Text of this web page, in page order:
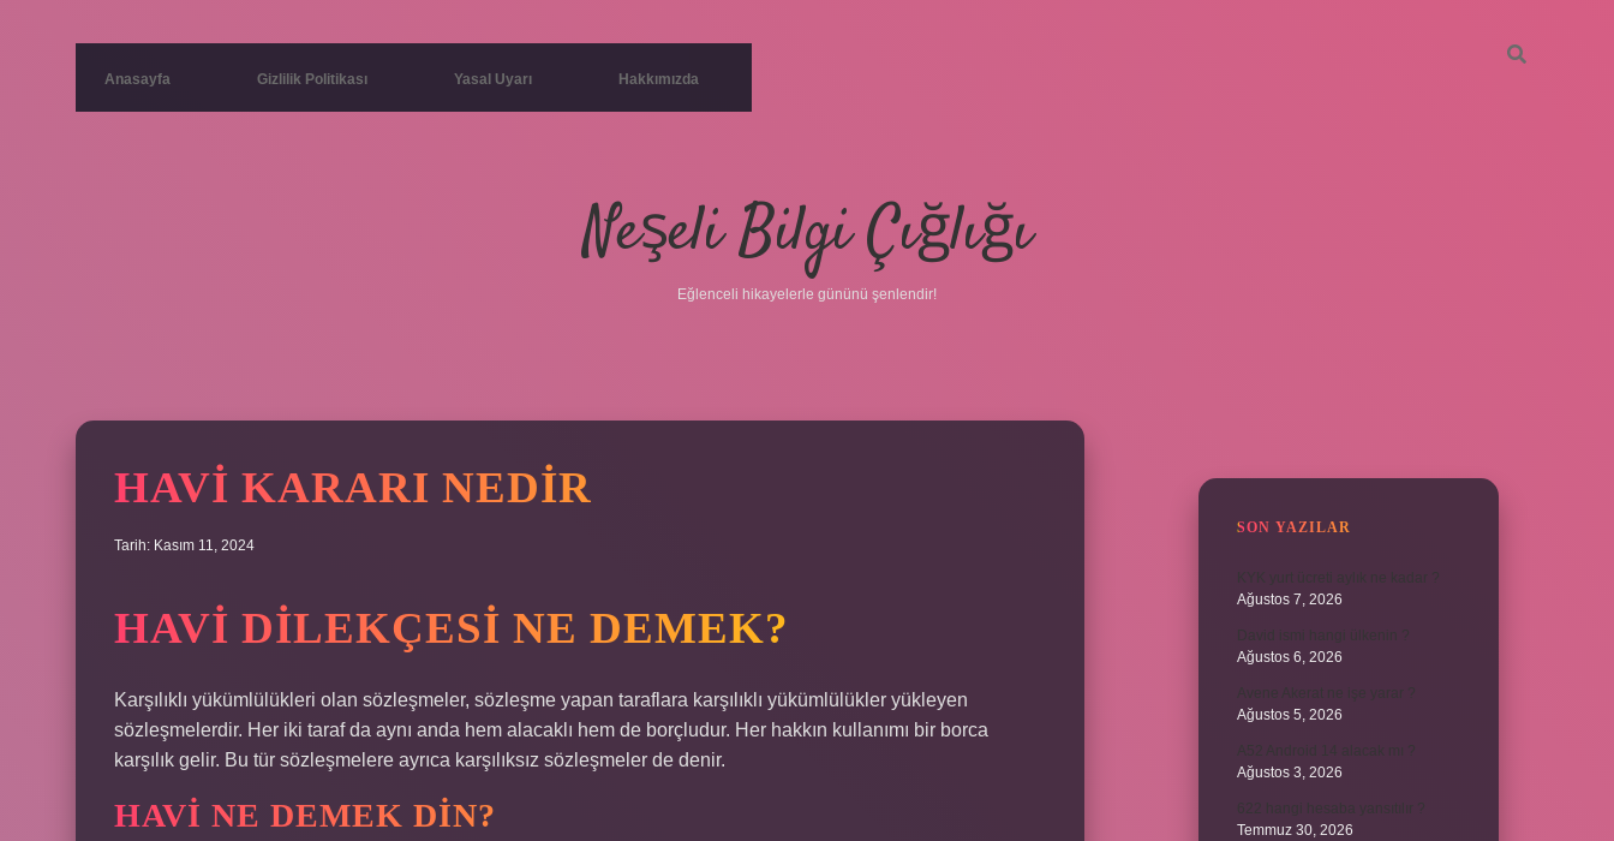
Anasayfa Gizlilik Politikası Yasal Uyarı Hakkımızda
Neşeli Bilgi Çığlığı
Eğlenceli hikayelerle gününü şenlendir!
HAVI KARARI NEDIR
Tarih: Kasım 11, 2024
HAVI DILEKÇESI NE DEMEK?
Karşılıklı yükümlülükleri olan sözleşmeler, sözleşme yapan taraflara karşılıklı yükümlülükler yükleyen
sözleşmelerdir. Her iki taraf da aynı anda hem alacaklı hem de borçludur. Her hakkın kullanımı bir borca ​​
karşılık gelir. Bu tür sözleşmelere ayrıca karşılıksız sözleşmeler de denir.
HAVI NE DEMEK DIN?
SON YAZILAR
KYK yurt ücreti aylık ne kadar ?
Ağustos 7, 2026
Ağustos 6, 2026
Ağustos 5, 2026
Ağustos 3, 2026
622 hangi hesaba yansıtılır ?
Temmuz 30, 2026